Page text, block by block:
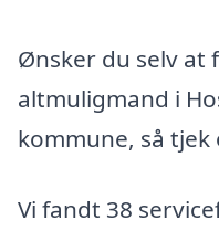
Ønsker du selv at
altmuligmand i
kommune, så
Vi fandt 38